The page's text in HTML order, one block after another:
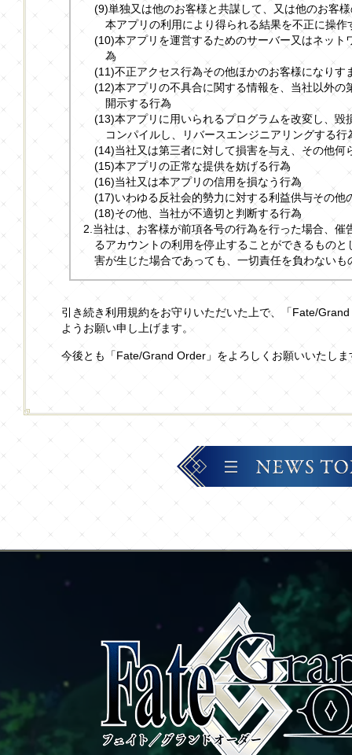
(9)単独又は他のお客様と共謀して、又は他のお客
本アプリの利用により得られる結果を不正に操作
(10)本アプリを運営するためのサーバー又はネット
為
(11)不正アクセス行為その他ほかのお客様になりす
(12)本アプリの不具合に関する情報を、当社以外の
開示する行為
(13)本アプリに用いられるプログラムを改変し、毀
コンパイルし、リバースエンジニアリングする行
(14)当社又は第三者に対して損害を与え、その他何
(15)本アプリの正常な提供を妨げる行為
(16)当社又は本アプリの信用を損なう行為
(17)いわゆる反社会的勢力に対する利益供与その他
(18)その他、当社が不適切と判断する行為
2.当社は、お客様が前項各号の行為を行った場合、催
るアカウントの利用を停止することができるもの
害が生じた場合であっても、一切責任を負わないも
引き続き利用規約をお守りいただいた上で、「Fate/
ようお願い申し上げます。
今後とも「Fate/Grand Order」をよろしくお願いいたしま